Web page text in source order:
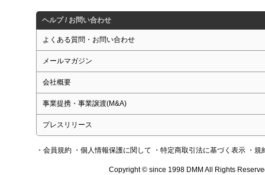
ヘルプ / お問い合わせ
よくある質問・お問い合わせ
メールマガジン
会社概要
事業提携・事業譲渡(M&A)
プレスリリース
・会員規約 ・個人情報保護に関して ・特定商取引法に基づく表示 ・規
Copyright © since 1998 DMM All Rights